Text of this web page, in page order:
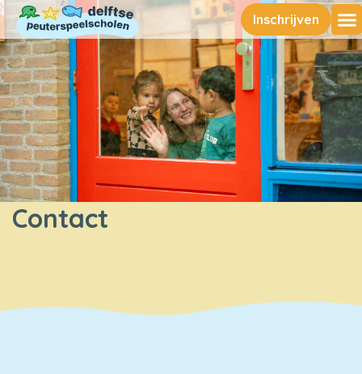
Inschrijven
Contact